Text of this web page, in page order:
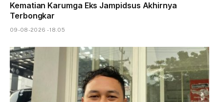
Kematian Karumga Eks Jampidsus Akhirnya
Terbongkar
09-08-2026 - 18.05